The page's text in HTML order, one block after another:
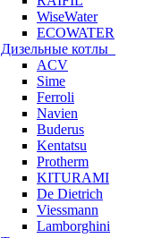
WiseWater
ECOWATER
Дизельные котлы
ACV
Sime
Ferroli
Navien
Buderus
Kentatsu
Protherm
KITURAMI
De Dietrich
Viessmann
Lamborghini